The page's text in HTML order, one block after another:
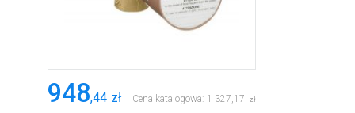
948,44 zł Cena katalogowa: 1 327,17 zł